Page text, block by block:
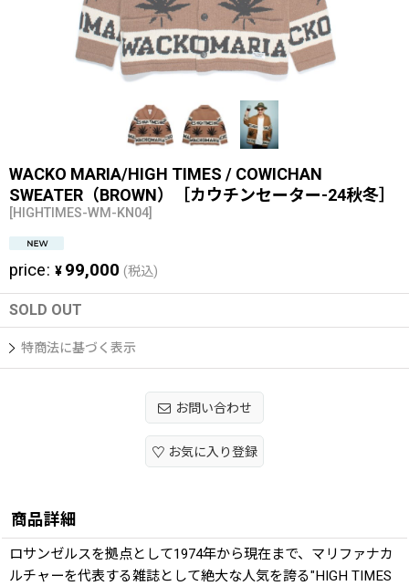
WACKO MARIA/HIGH TIMES / COWICHAN
SWEATER（BROWN）［カウチンセーター-24秋冬］
[HIGHTIMES-WM-KN04]
price: ¥ 99,000 (税込)
SOLD OUT
特商法に基づく表示
お問い合わせ
お気に入り登録
商品詳細
ロサンゼルスを拠点として1974年から現在まで、マリファナカ
ルチャーを代表する雑誌として絶大な人気を誇る"HIGH TIMES